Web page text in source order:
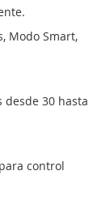
Modo Smart,
30 hasta
control